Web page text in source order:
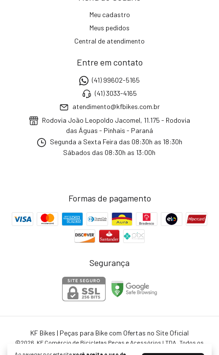
Meu cadastro
Meus pedidos
Central de atendimento
Entre em contato
(41) 99602-5165
(41) 3033-4165
atendimento@kfbikes.com.br
Rodovia João Leopoldo Jacomel, 11.175 - Rodovia
das Águas - Pinhais - Paraná
Segunda a Sexta Feira das 08:30h as 18:30h
Sábados das 08:30h as 13:00h
Formas de pagamento
Segurança
KF Bikes | Peças para Bike com Ofertas no Site Oficial
©2026. KF Comércio de Bicicletas Peças e Acessórios LTDA . Todos os